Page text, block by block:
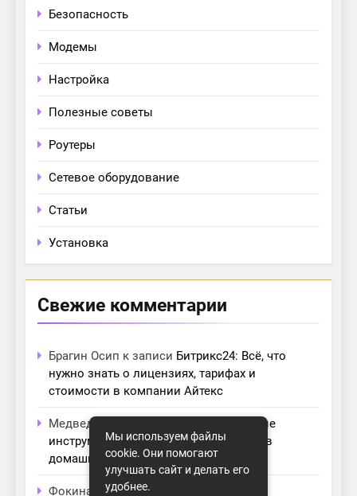
Безопасность
Модемы
Настройка
Полезные советы
Роутеры
Сетевое оборудование
Статьи
Установка
Свежие комментарии
Брагин Осип к записи Битрикс24: Всё, что
нужно знать о лицензиях, тарифах и
стоимости в компании Айтекс
Медведева Амалия
Основные
инструменты для создания серверов в
домашних условиях
Фокина Невак записи
Мы используем файлы
cookie. Они помогают
улучшать сайт и делать его
удобнее.